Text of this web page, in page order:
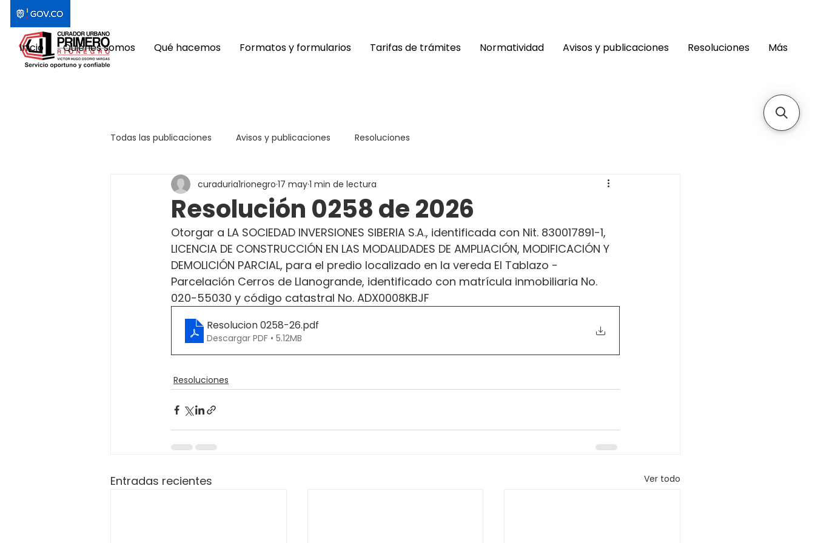
Inicio Quiénes somos Qué hacemos Formatos y formularios Tarifas de trámites Normatividad Avisos y publicaciones Resoluciones Más
Todas las publicaciones Avisos y publicaciones Resoluciones
Resolución 0258 de 2026
curaduria1rionegro 17 may1 min de lectura
Otorgar a LA SOCIEDAD INVERSIONES SIBERIA S.A., identificada con Nit. 830017891-1,
LICENCIA DE CONSTRUCCIÓN EN LAS MODALIDADES DE AMPLIACIÓN, MODIFICACIÓN Y
DEMOLICIÓN PARCIAL, para el predio localizado en la vereda El Tablazo -
Parcelación Cerros de Llanogrande, identificado con matrícula inmobiliaria No.
020-55030 y código catastral No. ADX0008KBJF
Resolucion 0258-26.pdf
Descargar PDF • 5.12MB
Resoluciones
Entradas recientes Ver todo